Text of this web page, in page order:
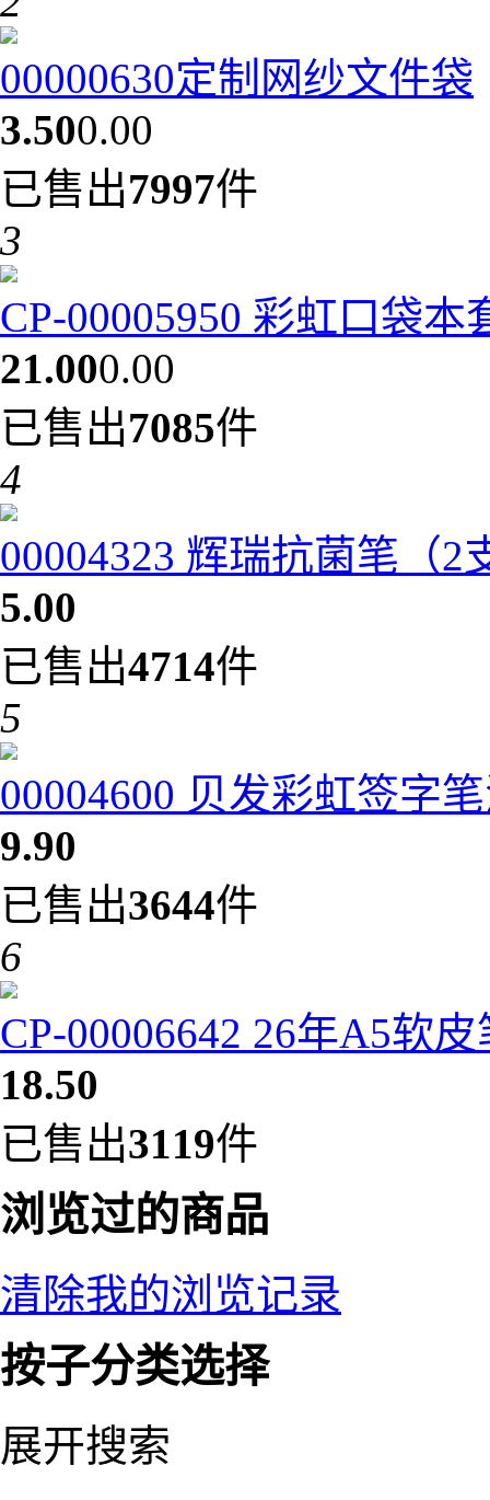
00000630定制网纱文件袋
3.500.00
已售出7997件
3
CP-00005950 彩虹口袋本
21.000.00
已售出7085件
4
00004323 辉瑞抗菌笔（2
5.00
已售出4714件
5
00004600 贝发彩虹签字
9.90
已售出3644件
6
CP-00006642 26年A5软
18.50
已售出3119件
浏览过的商品
清除我的浏览记录
按子分类选择
展开搜索